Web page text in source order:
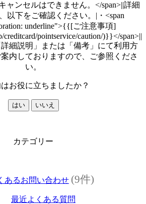
ャンセルはできません。</span>||詳細
以下をご確認ください。|・<span
underline">{{[ご注意事項]
pointservice/caution/)}}</span>||
細説明」または「備考」にて利用方
内しておりますので、ご参照くださ
い。
お役に立ちましたか？
はい いいえ
カテゴリー
あるお問い合わせ (9件)
最近よくある質問